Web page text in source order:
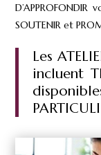
SOUTENIR et
Les
incluent